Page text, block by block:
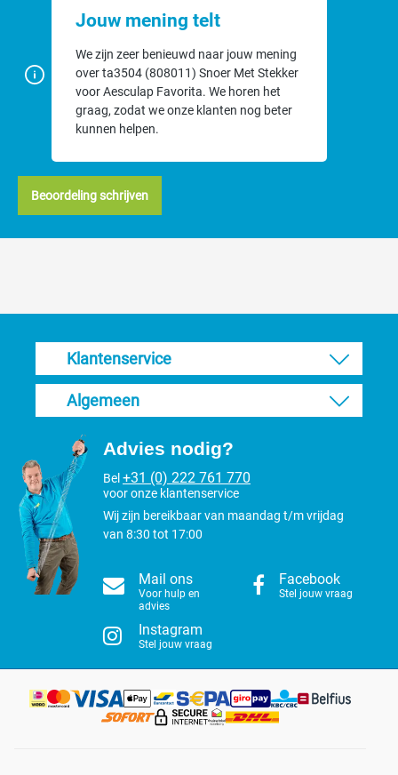
Jouw mening telt
We zijn zeer benieuwd naar jouw mening
over ta3504 (808011) Snoer Met Stekker
voor Aesculap Favorita. We horen het
graag, zodat we onze klanten nog beter
kunnen helpen.
Beoordeling schrijven
Klantenservice
Algemeen
Advies nodig?
Bel +31 (0) 222 761 770
voor onze klantenservice
Wij zijn bereikbaar van maandag t/m vrijdag
van 8:30 tot 17:00
Mail ons
Voor hulp en
advies
Facebook
Stel jouw vraag
Instagram
Stel jouw vraag